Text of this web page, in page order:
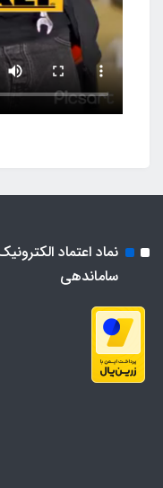
نماد اعتماد
ساماندهی